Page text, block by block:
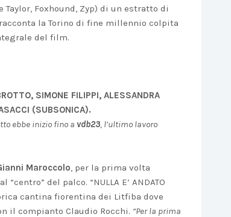
Foxhound, Zyp) di un estratto di
la Torino di fine millennio colpita
del film.
SIMONE FILIPPI, ALESSANDRA
(SUBSONICA).
ebbe inizio fino a vdb23, l’ultimo lavoro
Maroccolo, per la prima volta
del palco. “NULLA E’ ANDATO
cantina fiorentina dei Litfiba dove
il compianto Claudio Rocchi. “Per la prima